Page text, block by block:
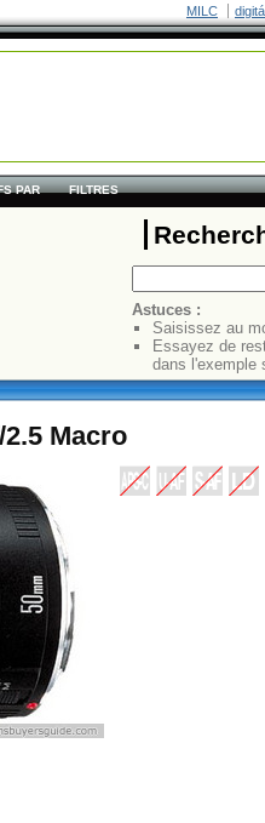
MILC
PAR FILTRES
Astuces :
Saisissez au
Essayez de
dans
Macro